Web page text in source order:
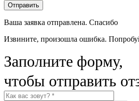
Отправить
Ваша заявка отправлена. Спасибо
Извините, произошла ошибка.
Заполните форму,
чтобы отправить